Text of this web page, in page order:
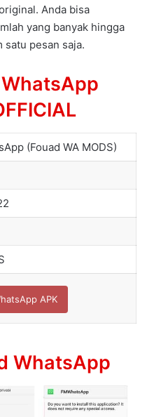
Anda bisa
yang banyak hingga
satu pesan saja.
(Fouad WA MODS)
APK
WhatsApp